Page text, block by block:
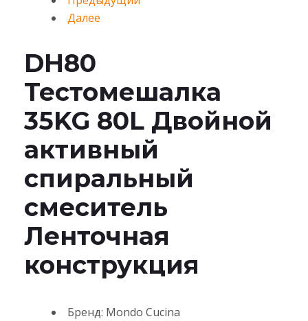
Далее
DH80
Тестомешалка
35KG 80L Двойной
активный
спиральный
смеситель
Ленточная
конструкция
Бренд: Mondo Cucina